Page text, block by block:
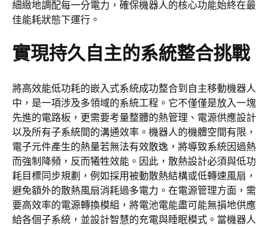
細緻地調配每一分電力，確保機器人的核心功能始終在最
佳能耗狀態下運行。
實現持久自主的系統整合挑戰
將高效能低功耗的嵌入式系統成功整合到自主移動機器人
中，是一項涉及多領域的系統工程。它不僅僅是放入一塊
先進的電路板，更需要考量整體的熱管理、電源供應設計
以及所有子系統間的溝通效率。機器人的機體空間有限，
電子元件產生的熱量若無法有效散逸，將導致系統因過熱
而強制降頻，反而犧牲效能。因此，散熱設計必須與低功
耗目標同步規劃，例如採用被動散熱結構或低轉速風扇，
避免額外的散熱風扇消耗過多電力。在電源管理方面，需
要高效率的電源轉換模組，將電池電能盡可能無損地供應
給各個子系統，並設計智慧的充電與睡眠模式。當機器人